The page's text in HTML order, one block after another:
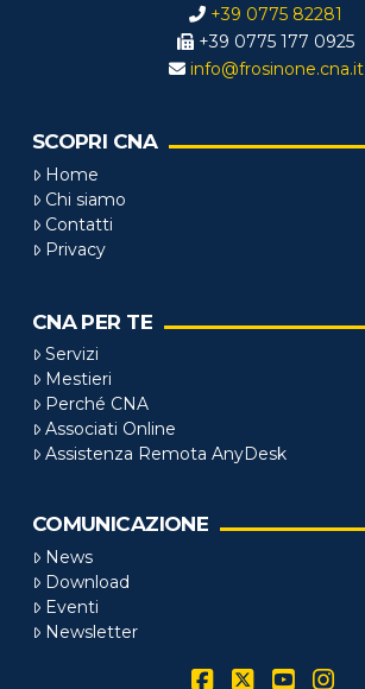
+39 0775 82281
+39 0775 177 0925
info@frosinone.cna.it
SCOPRI CNA
Home
Chi siamo
Contatti
Privacy
CNA PER TE
Servizi
Mestieri
Perché CNA
Associati Online
Assistenza Remota AnyDesk
COMUNICAZIONE
News
Download
Eventi
Newsletter